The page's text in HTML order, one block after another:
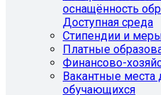
оснащённость
Доступная среда
Стипендии и
Платные
Финансово-
Вакантные места
обучающихся